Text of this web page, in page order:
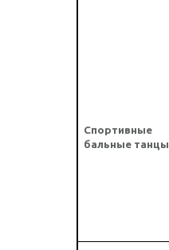
Спортивные
бальные танцы